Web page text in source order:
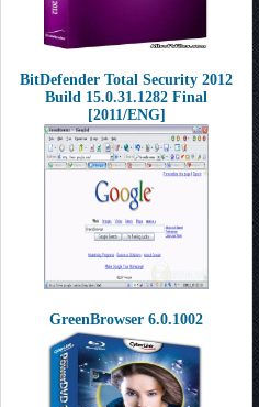
BitDefender Total Security 2012
Build 15.0.31.1282 Final
[2011/ENG]
GreenBrowser 6.0.1002